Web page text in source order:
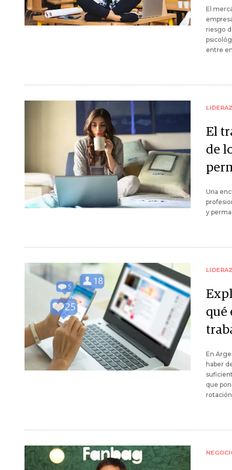
El
riesgo
entre
El
de
Una
y
qué
En
haber
que